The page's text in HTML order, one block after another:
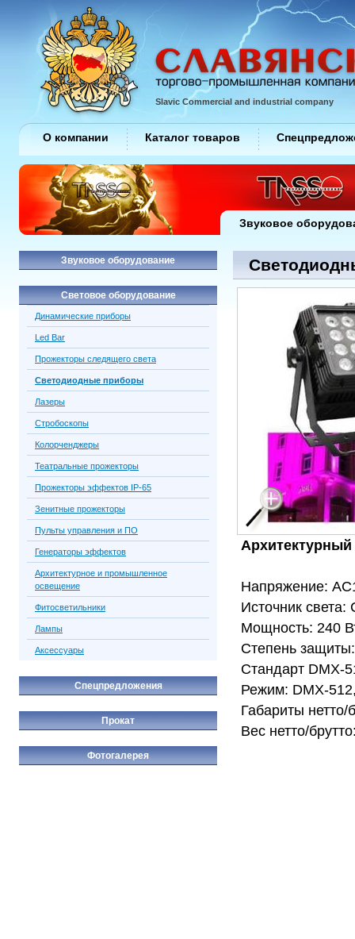
Напряжение:
Источник
Мощность: 240
Степень
Стандарт DMX-
Режим: DMX-
Габариты
Вес нетто/
Звуковое оборудование
Световое оборудование
Динамические приборы
Led Bar
Прожекторы следящего света
Светодиодные приборы
Лазеры
Стробоскопы
Колорченджеры
Театральные прожекторы
Прожекторы эффектов IP-65
Зенитные прожекторы
Пульты управления и ПО
Генераторы эффектов
Архитектурное и промышленное
освещение
Фитосветильники
Лампы
Аксессуары
Спецпредложения
Прокат
Фотогалерея
Slavic Commercial and industrial company
О компании Каталог товаров
Звуковое